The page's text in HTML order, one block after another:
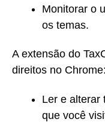
Monitorar o
os temas.
A extensão do
direitos no Chrome:
Ler e alterar
que você